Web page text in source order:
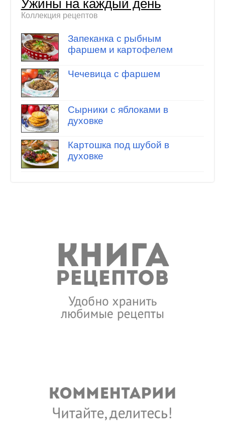
Ужины на каждый день
Коллекция рецептов
Запеканка с рыбным
фаршем и картофелем
Чечевица с фаршем
Сырники с яблоками в
духовке
Картошка под шубой в
духовке